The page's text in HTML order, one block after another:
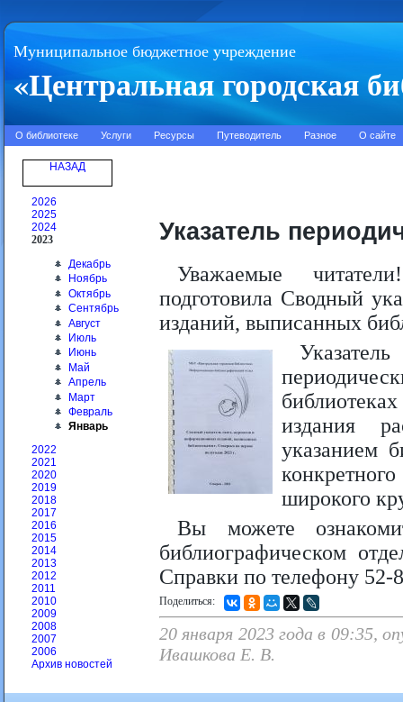
Муниципальное бюджетное учреждение
«Центральная городская
О библиотеке Услуги Ресурсы Путеводитель Разное О сайте
НАЗАД
2026
2025
2024
2023
Декабрь
Ноябрь
Октябрь
Сентябрь
Август
Июль
Июнь
Май
Апрель
Март
Февраль
Январь
2022
2021
2020
2019
2018
2017
2016
2015
2014
2013
2012
2011
2010
2009
2008
2007
2006
Архив новостей
Указатель
Уважаемые
подготовила Сводный
изданий, выписанных
издания
указанием
широкого
Вы можете
библиографическом
Справки по телефону 52-
Поделиться:
20 января 2023 года в 09:35,
Ивашкова Е. В.